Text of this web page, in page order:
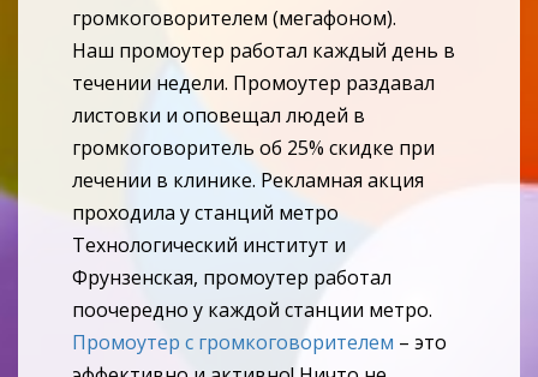
громкоговорителем (мегафоном).
Наш промоутер работал каждый день в
течении недели. Промоутер раздавал
листовки и оповещал людей в
громкоговоритель об 25% скидке при
лечении в клинике. Рекламная акция
проходила у станций метро
Технологический институт и
Фрунзенская, промоутер работал
поочередно у каждой станции метро.
Промоутер с громкоговорителем – это